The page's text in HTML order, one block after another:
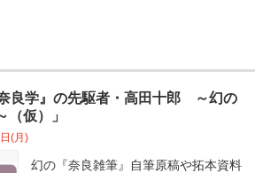
良学』の先駆者・高田十郎 ～幻の
仮）」
(月)
幻の『奈良雑筆』自筆原稿や拓本資料